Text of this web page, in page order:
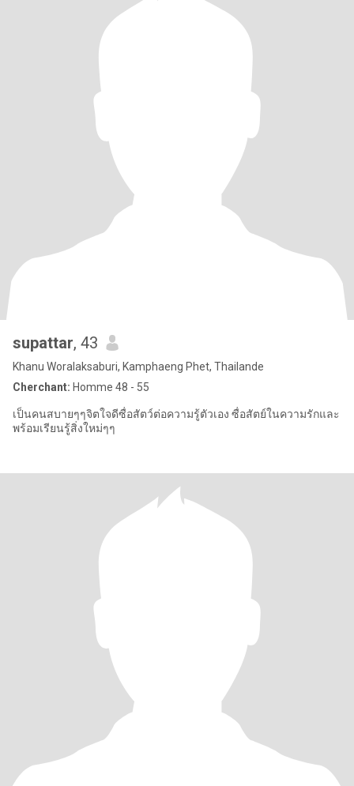
supattar, 43
Khanu Woralaksaburi, Kamphaeng Phet, Thailande
Cherchant: Homme 48 - 55
เป็นคนสบายๆๆจิตใจดีซื่อสัตว์ต่อความรู้ตัวเอง ซื่อสัตย์ในความรักและ
พร้อมเรียนรู้สิ่งใหม่ๆๆ